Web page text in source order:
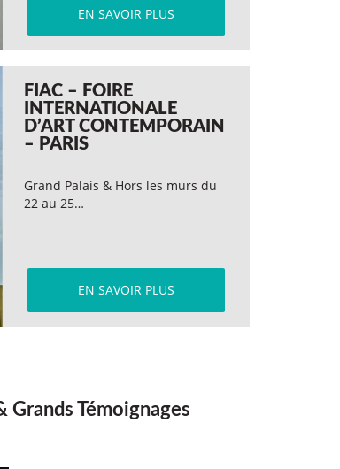
EN SAVOIR PLUS
FIAC – FOIRE
INTERNATIONALE
D’ART CONTEMPORAIN
– PARIS
Grand Palais & Hors les murs du
22 au 25…
EN SAVOIR PLUS
Grands Témoignages